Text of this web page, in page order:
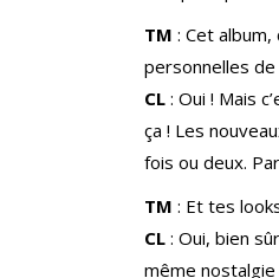
TM : Cet
personnelles
CL : Oui ! Mais
ça ! Les
fois ou deux.
TM : Et tes
CL : Oui, bien
même nostalgie